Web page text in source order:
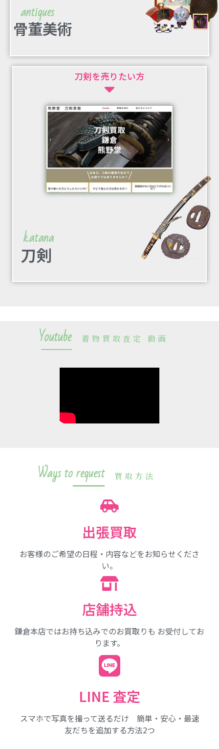
antiques
骨董美術
刀剣を売りたい方
katana
刀剣
Youtube 着物買取査定 動画
Ways to request 買取方法
出張買取
お客様のご希望の日程・内容などをお知らせくださ
い。
店舗持込
鎌倉本店ではお持ち込みでのお買取りも お受付してお
ります。
LINE 査定
スマホで写真を撮って送るだけ 簡単・安心・最速
友だちを追加する方法2つ